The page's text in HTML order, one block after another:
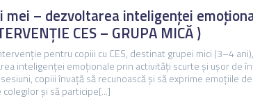
mei – dezvoltarea inteligenței
CES – GRUPA MICĂ )
pentru copiii cu CES, destinat grupei mici (3–4 ani),
inteligenței emoționale prin activități scurte și ușor de
copiii învață să recunoască și să exprime emoțiile
și să participe[...]